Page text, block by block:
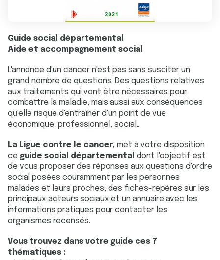
Guide social départemental
Aide et accompagnement social
L'annonce d'un cancer n'est pas sans susciter un
grand nombre de questions. Des questions relatives
aux traitements qui vont être nécessaires pour
combattre la maladie, mais aussi aux conséquences
qu'elle risque d'entraîner d'un point de vue
économique, professionnel, social...
La Ligue contre le cancer, met à votre disposition
ce guide social départemental dont l'objectif est
de vous proposer des réponses aux questions d'ordre
social posées couramment par les personnes
malades et leurs proches, des fiches-repères sur les
principaux acteurs sociaux et un annuaire avec les
informations pratiques pour contacter les
organismes recensés.
Vous trouvez dans votre guide ces 7
thématiques :